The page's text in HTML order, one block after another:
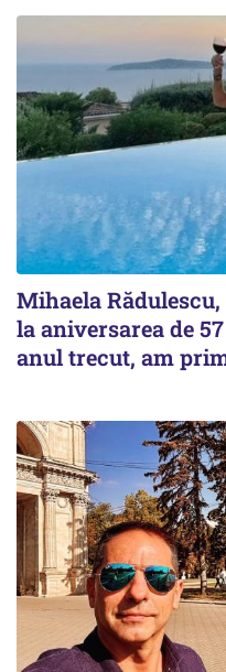
Mihaela
la aniversarea de
anul trecut, am